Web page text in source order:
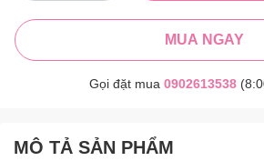
MUA NGAY
Gọi đặt mua 0902613538
MÔ TẢ SẢN PHẨM